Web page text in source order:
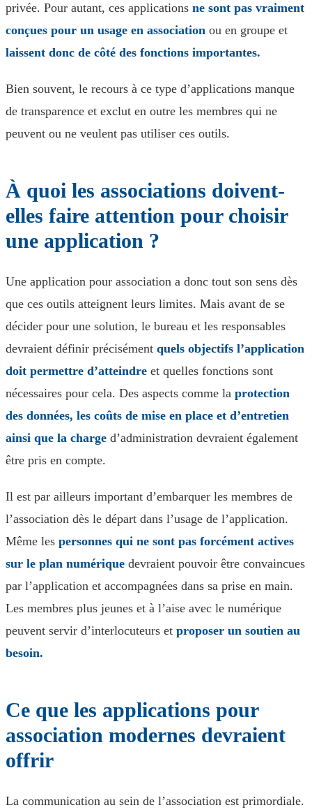
privée. Pour autant, ces applications ne sont pas vraiment
conçues pour un usage en association ou en groupe et
laissent donc de côté des fonctions importantes.
Bien souvent, le recours à ce type d’applications manque
de transparence et exclut en outre les membres qui ne
peuvent ou ne veulent pas utiliser ces outils.
À quoi les associations doivent-
elles faire attention pour choisir
une application ?
Une application pour association a donc tout son sens dès
que ces outils atteignent leurs limites. Mais avant de se
décider pour une solution, le bureau et les responsables
devraient définir précisément quels objectifs l’application
doit permettre d’atteindre et quelles fonctions sont
nécessaires pour cela. Des aspects comme la protection
des données, les coûts de mise en place et d’entretien
ainsi que la charge d’administration devraient également
être pris en compte.
Il est par ailleurs important d’embarquer les membres de
l’association dès le départ dans l’usage de l’application.
Même les personnes qui ne sont pas forcément actives
sur le plan numérique devraient pouvoir être convaincues
par l’application et accompagnées dans sa prise en main.
Les membres plus jeunes et à l’aise avec le numérique
peuvent servir d’interlocuteurs et proposer un soutien au
besoin.
Ce que les applications pour
association modernes devraient
offrir
La communication au sein de l’association est primordiale.